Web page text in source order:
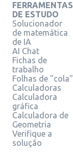
FERRAMENTAS
DE ESTUDO
Solucionador
de matemática
de IA
AI Chat
Fichas de
trabalho
Folhas de "cola"
Calculadoras
Calculadora
gráfica
Calculadora de
Geometria
Verifique a
solução